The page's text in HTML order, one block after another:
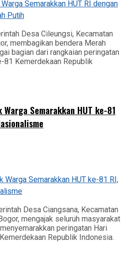
Desa Cileungsi, Kecamatan
membagikan bendera Merah
bagian dari rangkaian peringatan
81 Kemerdekaan Republik
Semarakkan HUT ke-81
Desa Ciangsana, Kecamatan
mengajak seluruh masyarakat
peringatan Hari
Republik Indonesia.